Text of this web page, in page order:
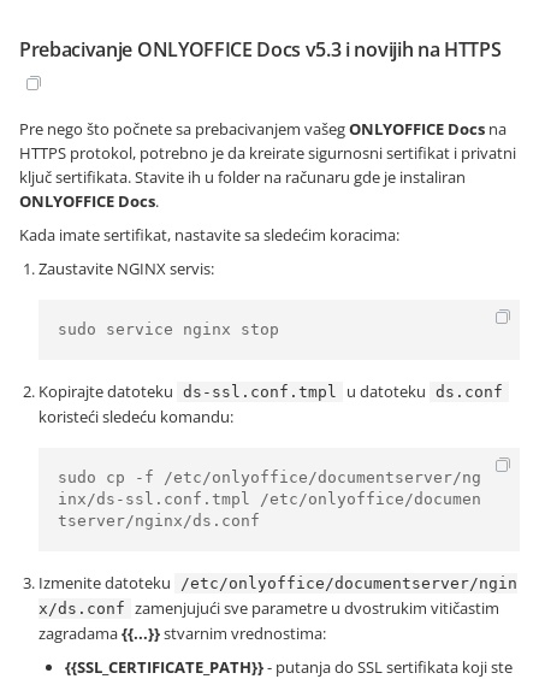
Prebacivanje ONLYOFFICE Docs v5.3 i novijih na HTTPS
Pre nego što počnete sa prebacivanjem vašegONLYOFFICE Docs na
HTTPS protokol, potrebno je da kreirate sigurnosni sertifikat i privatni
ključ sertifikata. Stavite ih u folder na računaru gde je instaliran
ONLYOFFICE Docs.
Kada imate sertifikat, nastavite sa sledećim koracima:
Zaustavite NGINX servis:
sudo service nginx stop
Kopirajte datoteku ds-ssl.conf.tmpl u datoteku ds.conf
koristeći sledeću komandu:
sudo cp -f /etc/onlyoffice/documentserver/ng
inx/ds-ssl.conf.tmpl /etc/onlyoffice/documen
tserver/nginx/ds.conf
Izmenite datoteku
/etc/onlyoffice/documentserver/ngin
x/ds.conf zamenjujući sve parametre u dvostrukim vitičastim
zagradama{{...}}stvarnim vrednostima:
{{SSL_CERTIFICATE_PATH}}- putanja do SSL sertifikata koji ste